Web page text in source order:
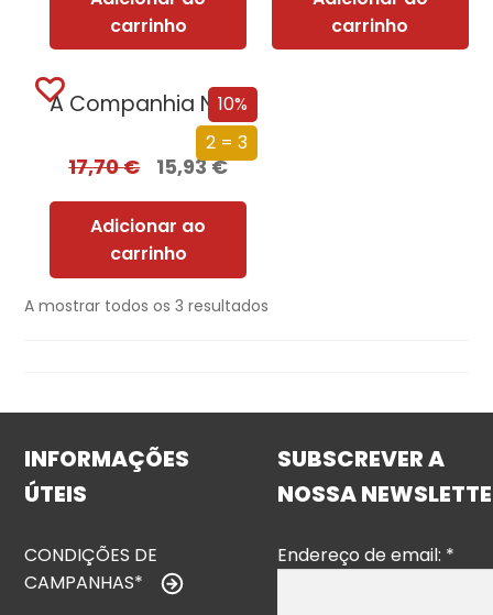
carrinho
carrinho
10%
2 = 3
A Companhia Negra
17,70€ 15,93€
Adicionar ao
carrinho
A mostrar todos os 3 resultados
INFORMAÇÕES
ÚTEIS
CONDIÇÕES DE
CAMPANHAS*
SUBSCREVER A
NOSSA
Endereço de email: *